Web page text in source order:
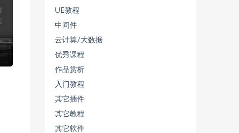
UE教程
中间件
云计算/大数据
优秀课程
作品赏析
入门教程
其它插件
其它教程
其它软件